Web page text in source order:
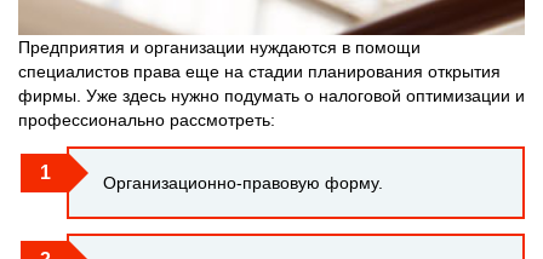
Предприятия и организации нуждаются в помощи
специалистов права еще на стадии планирования открытия
фирмы. Уже здесь нужно подумать о налоговой оптимизации и
профессионально рассмотреть:
Организационно-правовую форму.